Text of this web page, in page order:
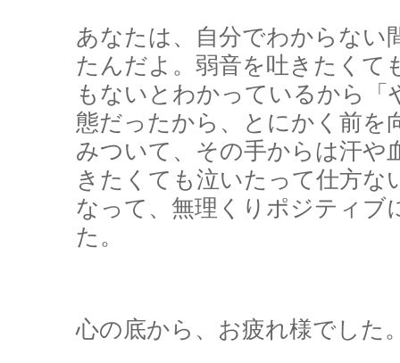
あなたは、自分でわからない
たんだよ。弱音を吐きたくて
もないとわかっているから
態だったから、とにかく前を
みついて、その手からは汗や
きたくても泣いたって仕方な
なって、無理くりポジティブ
た。
心の底から、お疲れ様でした